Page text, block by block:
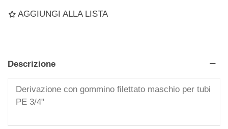
AGGIUNGI ALLA LISTA
Descrizione
Derivazione con gommino filettato maschio per tubi
PE 3/4"